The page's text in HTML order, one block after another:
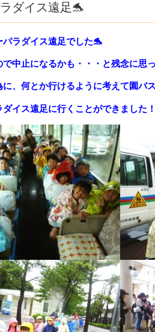
ダイス遠足🐬
ラダイス遠足でした🐬
中止になるかも・・・と残念に思
、何とか行けるように考えて園バ
ラダイス遠足に行くことがで